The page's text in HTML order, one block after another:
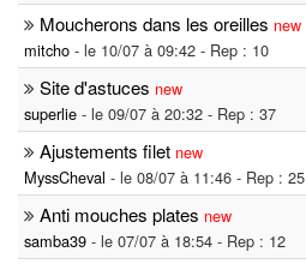
Moucherons dans les oreilles new
mitcho - le 10/07 à 09:42 - Rep : 10
Site d'astuces new
superlie - le 09/07 à 20:32 - Rep : 37
Ajustements filet new
MyssCheval - le 08/07 à 11:46 - Rep : 25
Anti mouches plates new
samba39 - le 07/07 à 18:54 - Rep : 12